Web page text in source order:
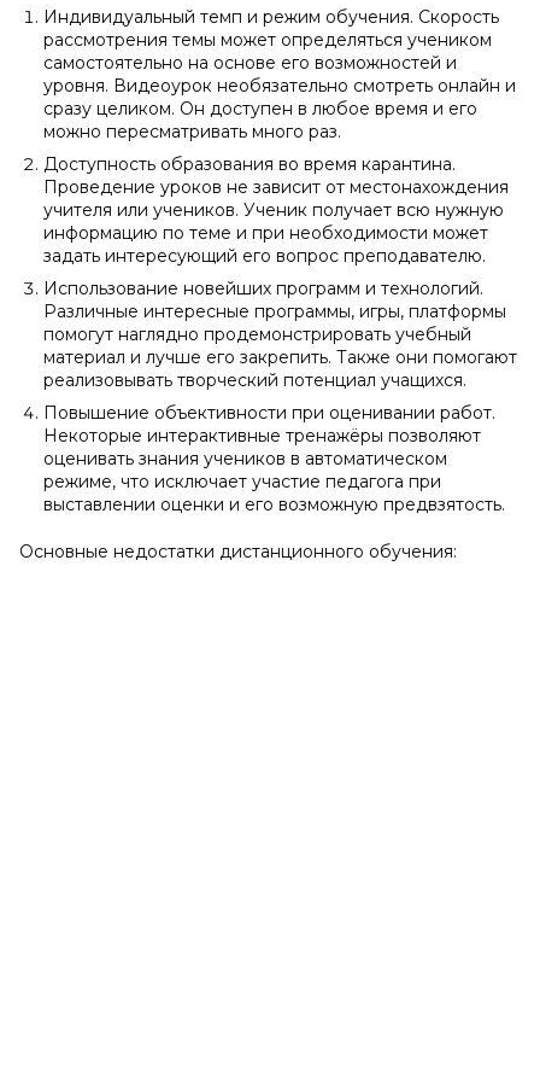
Индивидуальный темп и режим обучения. Скорость
рассмотрения темы может определяться учеником
самостоятельно на основе его возможностей и
уровня. Видеоурок необязательно смотреть онлайн и
сразу целиком. Он доступен в любое время и его
можно пересматривать много раз.
Доступность образования во время карантина.
Проведение уроков не зависит от местонахождения
учителя или учеников. Ученик получает всю нужную
информацию по теме и при необходимости может
задать интересующий его вопрос преподавателю.
Использование новейших программ и технологий.
Различные интересные программы, игры, платформы
помогут наглядно продемонстрировать учебный
материал и лучше его закрепить. Также они помогают
реализовывать творческий потенциал учащихся.
Повышение объективности при оценивании работ.
Некоторые интерактивные тренажёры позволяют
оценивать знания учеников в автоматическом
режиме, что исключает участие педагога при
выставлении оценки и его возможную предвзятость.
Основные недостатки дистанционного обучения: